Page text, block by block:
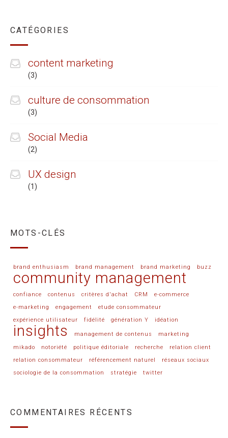
CATÉGORIES
content marketing
(3)
culture de consommation
(3)
Social Media
(2)
UX design
(1)
MOTS-CLÉS
brand enthusiasm brand management brand marketing buzz
community management
confiance contenus critères d'achat CRM
e-commerce
e-marketing
engagement
etude consommateur
expérience utilisateur
fidélité génération Y idéation
insights management de contenus
marketing
mikado
notoriété politique éditoriale recherche
relation client
relation consommateur
référencement naturel
réseaux sociaux
sociologie de la consommation
stratégie twitter
COMMENTAIRES RÉCENTS